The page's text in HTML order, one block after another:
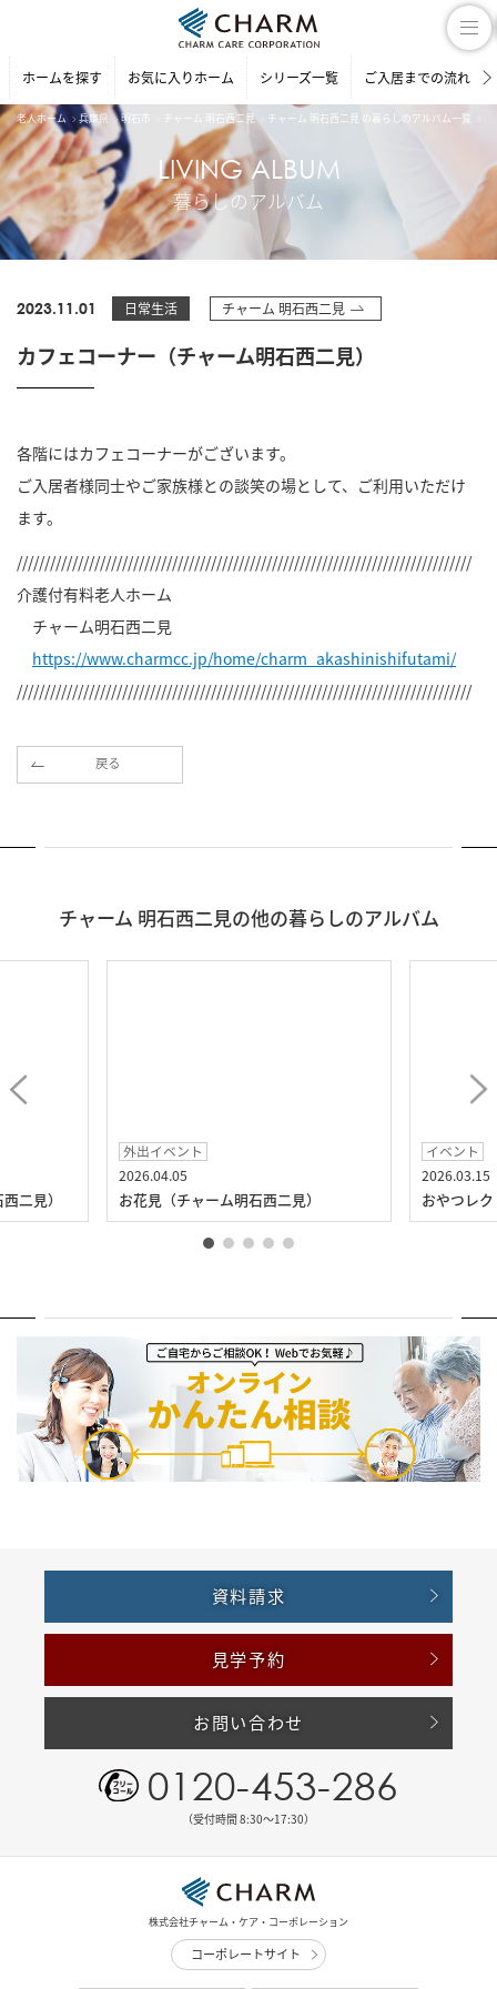
ホームを探す お気に入りホーム シリーズ一覧 ご入居までの流れ
老人ホーム 兵庫県 明石市 チャーム 明石西二見 チャーム 明石西二見 の暮らしのアルバム一覧
LIVING ALBUM
暮らしのアルバム
2023.11.01 日常生活 チャーム 明石西二見
カフェコーナー（チャーム明石西二見）
各階にはカフェコーナーがございます。
ご入居者様同士やご家族様との談笑の場として、ご利用いただけ
ます。
//////////////////////////////////////////////////////////////////////////////////
介護付有料老人ホーム
チャーム明石西二見
https://www.charmcc.jp/home/charm_akashinishifutami/
//////////////////////////////////////////////////////////////////////////////////
戻る
チャーム 明石西二見の他の暮らしのアルバム
二見）
外出イベント
2026.04.05
お花見（チャーム明石西二見）
イベント
2026.03.15
おやつレ
資料請求
見学予約
お問い合わせ
0120-453-286
（受付時間 8:30〜17:30）
株式会社チャーム・ケア・コーポレーション
コーポレートサイト